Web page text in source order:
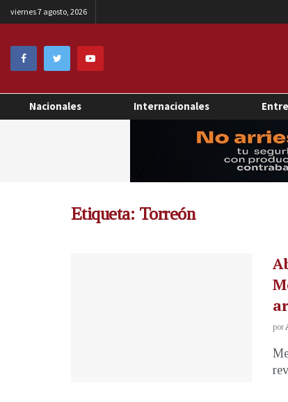
viernes 7 agosto, 2026
Nacionales Internacionales
Etiqueta: Torreón
por